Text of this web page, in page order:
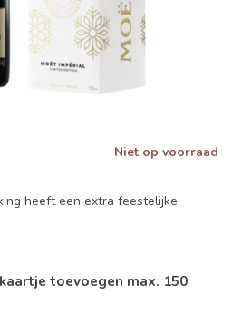
Niet op voorraad
heeft een extra feestelijke
toevoegen max. 150